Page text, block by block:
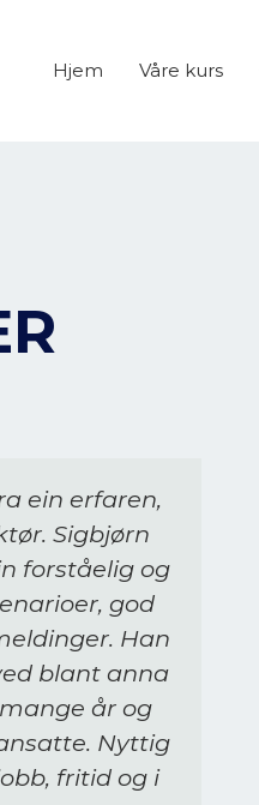
Hjem Våre kurs
ein erfaren,
Sigbjørn
forståelig og
god
Han
blant anna
år og
Nyttig
fritid og i